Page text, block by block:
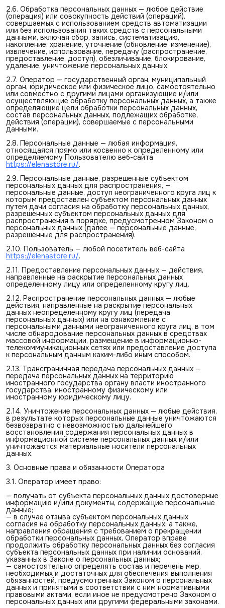
2.6. Обработка персональных данных — любое действие
(операция) или совокупность действий (операций),
совершаемых с использованием средств автоматизации
или без использования таких средств с персональными
данными, включая сбор, запись, систематизацию,
накопление, хранение, уточнение (обновление, изменение),
извлечение, использование, передачу (распространение,
предоставление, доступ), обезличивание, блокирование,
удаление, уничтожение персональных данных.
2.7. Оператор — государственный орган, муниципальный
орган, юридическое или физическое лицо, самостоятельно
или совместно с другими лицами организующие и/или
осуществляющие обработку персональных данных, а также
определяющие цели обработки персональных данных,
состав персональных данных, подлежащих обработке,
действия (операции), совершаемые с персональными
данными.
2.8. Персональные данные — любая информация,
относящаяся прямо или косвенно к определенному или
определяемому Пользователю веб-сайта
https://elenastore.ru/.
2.9. Персональные данные, разрешенные субъектом
персональных данных для распространения, —
персональные данные, доступ неограниченного круга лиц к
которым предоставлен субъектом персональных данных
путем дачи согласия на обработку персональных данных,
разрешенных субъектом персональных данных для
распространения в порядке, предусмотренном Законом о
персональных данных (далее — персональные данные,
разрешенные для распространения).
2.10. Пользователь — любой посетитель веб-сайта
https://elenastore.ru/.
2.11. Предоставление персональных данных — действия,
направленные на раскрытие персональных данных
определенному лицу или определенному кругу лиц.
2.12. Распространение персональных данных — любые
действия, направленные на раскрытие персональных
данных неопределенному кругу лиц (передача
персональных данных) или на ознакомление с
персональными данными неограниченного круга лиц, в том
числе обнародование персональных данных в средствах
массовой информации, размещение в информационно-
телекоммуникационных сетях или предоставление доступа
к персональным данным каким-либо иным способом.
2.13. Трансграничная передача персональных данных —
передача персональных данных на территорию
иностранного государства органу власти иностранного
государства, иностранному физическому или
иностранному юридическому лицу.
2.14. Уничтожение персональных данных — любые действия,
в результате которых персональные данные уничтожаются
безвозвратно с невозможностью дальнейшего
восстановления содержания персональных данных в
информационной системе персональных данных и/или
уничтожаются материальные носители персональных
данных.
3. Основные права и обязанности Оператора
3.1. Оператор имеет право:
— получать от субъекта персональных данных достоверные
информацию и/или документы, содержащие персональные
данные;
— в случае отзыва субъектом персональных данных
согласия на обработку персональных данных, а также,
направления обращения с требованием о прекращении
обработки персональных данных, Оператор вправе
продолжить обработку персональных данных без согласия
субъекта персональных данных при наличии оснований,
указанных в Законе о персональных данных;
— самостоятельно определять состав и перечень мер,
необходимых и достаточных для обеспечения выполнения
обязанностей, предусмотренных Законом о персональных
данных и принятыми в соответствии с ним нормативными
правовыми актами, если иное не предусмотрено Законом о
персональных данных или другими федеральными законами.